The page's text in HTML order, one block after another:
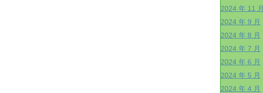
2024 年 11 月
2024 年 9 月
2024 年 8 月
2024 年 7 月
2024 年 6 月
2024 年 5 月
2024 年 4 月